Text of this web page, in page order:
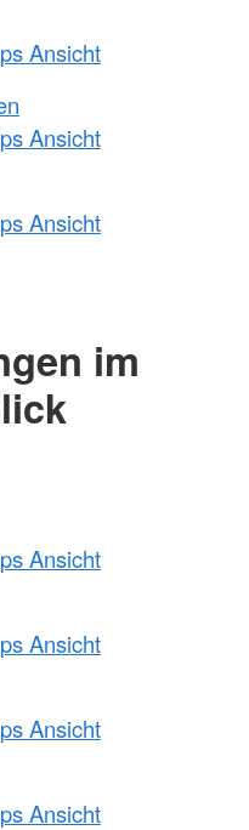
Ansicht
Ansicht
Ansicht
im
Ansicht
Ansicht
Ansicht
Ansicht